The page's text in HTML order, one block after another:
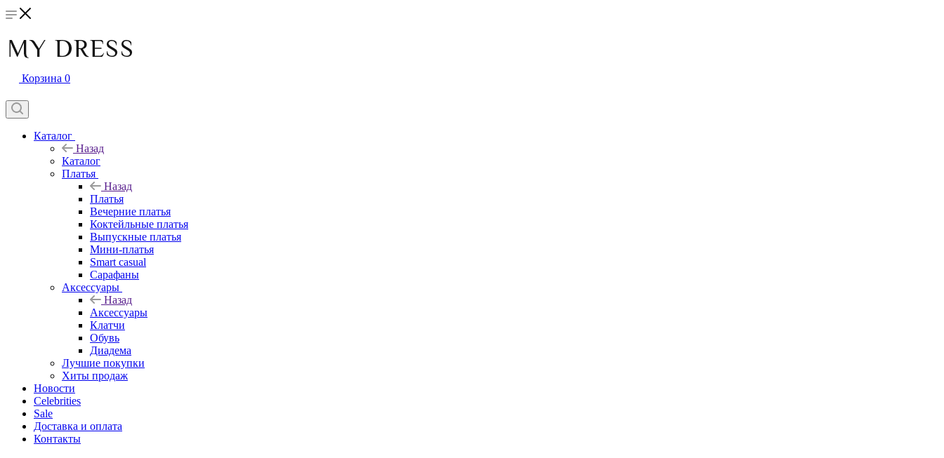
Корзина 0
Каталог
Назад
Каталог
Платья
Назад
Платья
Вечерние платья
Коктейльные платья
Выпускные платья
Мини-платья
Smart casual
Сарафаны
Аксессуары
Назад
Аксессуары
Клатчи
Обувь
Диадема
Лучшие покупки
Хиты продаж
Новости
Celebrities
Sale
Доставка и оплата
Контакты